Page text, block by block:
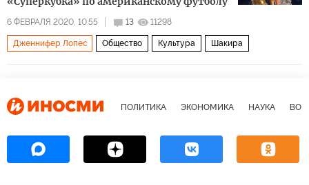
6 ФЕВРАЛЯ 2020, 10:55 13 11298
Дженнифер Лопес Общество Культура Шакира
ПОЛИТИКА ЭКОНОМИКА НАУКА